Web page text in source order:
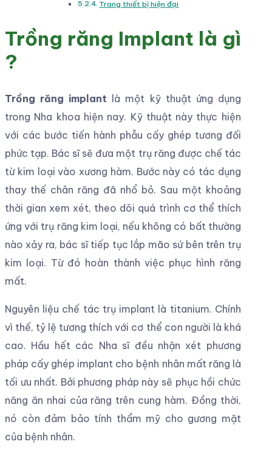
Trang thiết bị hiện đại
Trồng răng Implant là gì
?
Trồng răng implant là một kỹ thuật ứng dụng
trong Nha khoa hiện nay. Kỹ thuật này thực hiện
với các bước tiến hành phẫu cấy ghép tương đối
phức tạp. Bác sĩ sẽ đưa một trụ răng được chế tác
từ kim loại vào xương hàm. Bước này có tác dụng
thay thế chân răng đã nhổ bỏ. Sau một khoảng
thời gian xem xét, theo dõi quá trình cơ thể thích
ứng với trụ răng kim loại, nếu không có bất thường
nào xảy ra, bác sĩ tiếp tục lắp mão sứ bên trên trụ
kim loại. Từ đó hoàn thành việc phục hình răng
mất.
Nguyên liệu chế tác trụ implant là titanium. Chính
vì thế, tỷ lệ tương thích với cơ thể con người là khá
cao. Hầu hết các Nha sĩ đều nhận xét phương
pháp cấy ghép implant cho bệnh nhân mất răng là
tối ưu nhất. Bởi phương pháp này sẽ phục hồi chức
năng ăn nhai của răng trên cung hàm. Đồng thời,
nó còn đảm bảo tính thẩm mỹ cho gương mặt
của bệnh nhân.